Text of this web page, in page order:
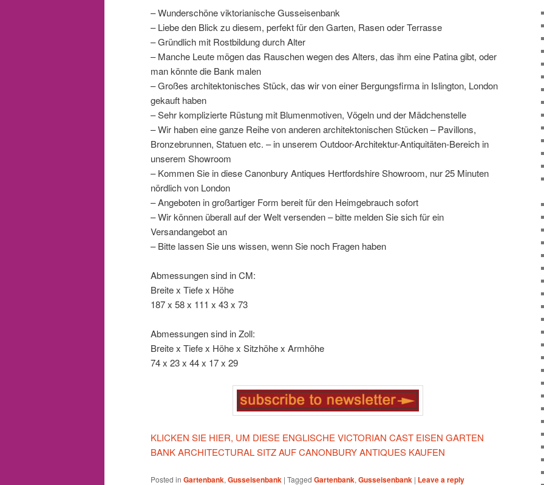
– Wunderschöne viktorianische Gusseisenbank
– Liebe den Blick zu diesem, perfekt für den Garten, Rasen oder Terrasse
– Gründlich mit Rostbildung durch Alter
– Manche Leute mögen das Rauschen wegen des Alters, das ihm eine Patina gibt, oder
man könnte die Bank malen
– Großes architektonisches Stück, das wir von einer Bergungsfirma in Islington, London
gekauft haben
– Sehr komplizierte Rüstung mit Blumenmotiven, Vögeln und der Mädchenstelle
– Wir haben eine ganze Reihe von anderen architektonischen Stücken – Pavillons,
Bronzebrunnen, Statuen etc. – in unserem Outdoor-Architektur-Antiquitäten-Bereich in
unserem Showroom
– Kommen Sie in diese Canonbury Antiques Hertfordshire Showroom, nur 25 Minuten
nördlich von London
– Angeboten in großartiger Form bereit für den Heimgebrauch sofort
– Wir können überall auf der Welt versenden – bitte melden Sie sich für ein
Versandangebot an
– Bitte lassen Sie uns wissen, wenn Sie noch Fragen haben
Abmessungen sind in CM:
Breite x Tiefe x Höhe
187 x 58 x 111 x 43 x 73
Abmessungen sind in Zoll:
Breite x Tiefe x Höhe x Sitzhöhe x Armhöhe
74 x 23 x 44 x 17 x 29
KLICKEN SIE HIER, UM DIESE ENGLISCHE VICTORIAN CAST EISEN GARTEN
BANK ARCHITECTURAL SITZ AUF CANONBURY ANTIQUES KAUFEN
Posted in Gartenbank,Gusseisenbank | Tagged Gartenbank,Gusseisenbank | Leave a reply